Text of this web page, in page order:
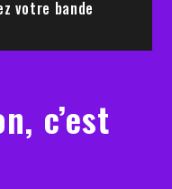
votre bande
c’est